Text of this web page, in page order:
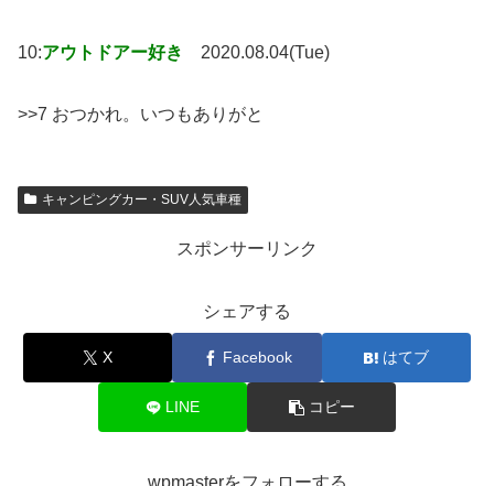
10:アウトドアー好き 2020.08.04(Tue)
>>7 おつかれ。いつもありがと
キャンピングカー・SUV人気車種
スポンサーリンク
シェアする
X Facebook はてブ
LINE コピー
wpmasterをフォローする